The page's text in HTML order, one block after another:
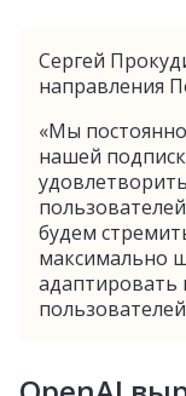
Сергей
направления
«Мы
нашей
будем
максимально
адаптировать